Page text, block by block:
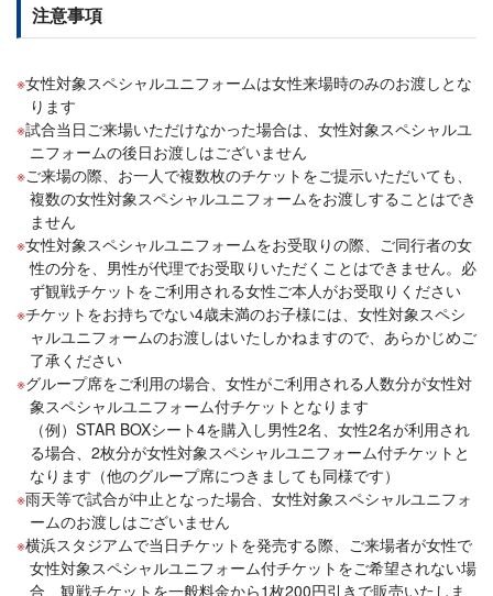
注意事項
女性対象スペシャルユニフォームは女性来場時のみのお渡しとな
ります
試合当日ご来場いただけなかった場合は、女性対象スペシャルユ
ニフォームの後日お渡しはございません
ご来場の際、お一人で複数枚のチケットをご提示いただいても、
複数の女性対象スペシャルユニフォームをお渡しすることはでき
ません
女性対象スペシャルユニフォームをお受取りの際、ご同行者の女
性の分を、男性が代理でお受取りいただくことはできません。必
ず観戦チケットをご利用される女性ご本人がお受取りください
チケットをお持ちでない4歳未満のお子様には、女性対象スペシ
ャルユニフォームのお渡しはいたしかねますので、あらかじめご
了承ください
グループ席をご利用の場合、女性がご利用される人数分が女性対
象スペシャルユニフォーム付チケットとなります
（例）STAR BOXシート4を購入し男性2名、女性2名が利用され
る場合、2枚分が女性対象スペシャルユニフォーム付チケットと
なります（他のグループ席につきましても同様です）
雨天等で試合が中止となった場合、女性対象スペシャルユニフォ
ームのお渡しはございません
横浜スタジアムで当日チケットを発売する際、ご来場者が女性で
女性対象スペシャルユニフォーム付チケットをご希望されない場
合、観戦チケットを一般料金から1枚200円引きで販売いたしま